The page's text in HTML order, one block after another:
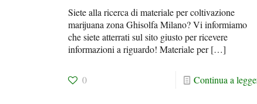
Siete alla ricerca di materiale per coltivazione
marijuana zona Ghisolfa Milano? Vi informiamo
che siete atterrati sul sito giusto per ricevere
informazioni a riguardo! Materiale per[…]
0 Continua a